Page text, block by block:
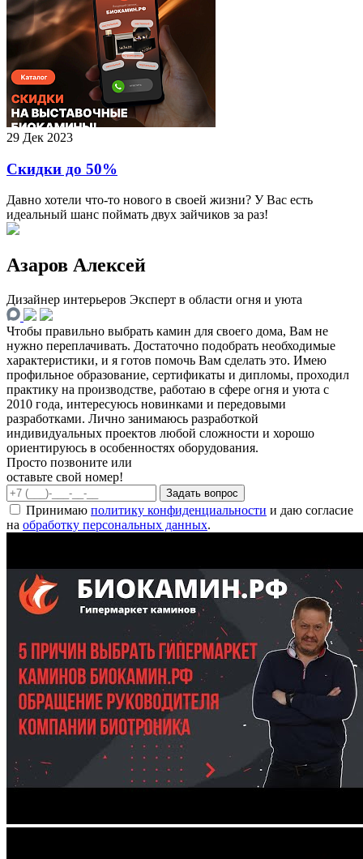
29 Дек 2023
Скидки до 50%
Давно хотели что-то нового в своей жизни? У Вас есть
идеальный шанс поймать двух зайчиков за раз!
Азаров Алексей
Дизайнер интерьеров Эксперт в области огня и уюта
Чтобы правильно выбрать камин для своего дома, Вам не
нужно переплачивать. Достаточно подобрать необходимые
характеристики, и я готов помочь Вам сделать это. Имею
профильное образование, сертификаты и дипломы, проходил
практику на производстве, работаю в сфере огня и уюта с
2010 года, интересуюсь новинками и передовыми
разработками. Лично занимаюсь разработкой
индивидуальных проектов любой сложности и хорошо
ориентируюсь в особенностях оборудования.
Просто позвоните или
оставьте свой номер!
Задать вопрос
Принимаю политику конфиденциальности и даю согласие
на обработку персональных данных.